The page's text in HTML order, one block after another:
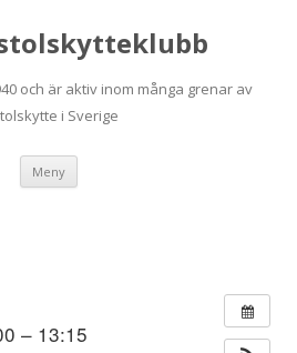
och är aktiv inom många grenar av
i Sverige
Meny
– 13:15